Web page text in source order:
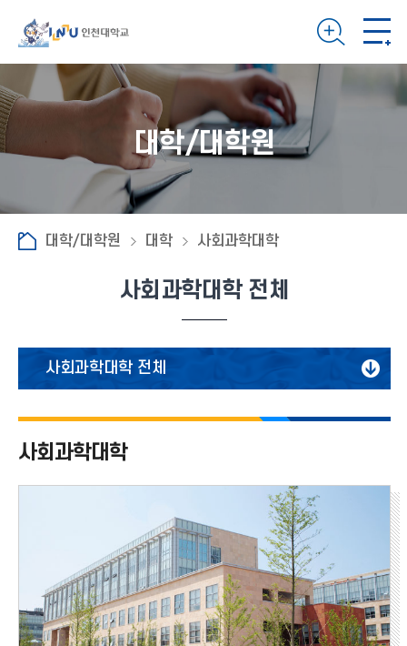
대학/대학원
대학/대학원 대학 사회과학대학
사회과학대학 전체
사회과학대학 전체
사회복지학과
창의인재개발학과
사회과학대학